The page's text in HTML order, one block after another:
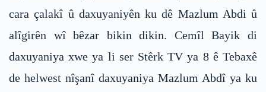
cara çalakî û daxuyaniyên ku dê Mazlum Abdi û
alîgirên wî bêzar bikin dikin. Cemîl Bayik di
daxuyaniya xwe ya li ser Stêrk TV ya 8 ê Tebaxê
de helwest nîşanî daxuyaniya Mazlum Abdî ya ku